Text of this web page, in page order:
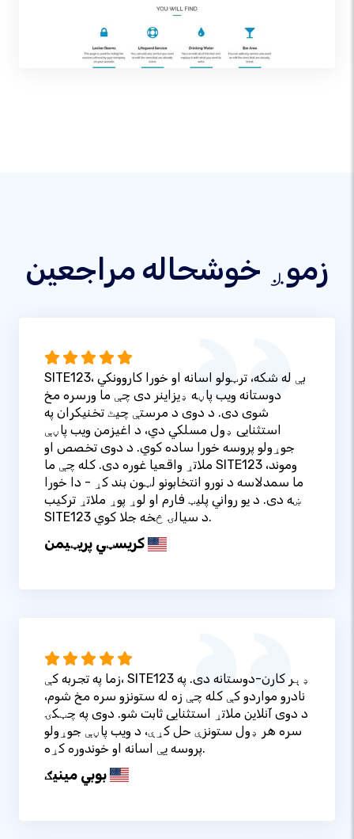
زموږ خوشحاله مراجعین
SITE123، بې له شکه، ترټولو اسانه او خورا کاروونکي
دوستانه ویب پاڼه ډیزاینر دی چې ما ورسره مخ
شوی دی. د دوی د مرستې چیٹ تخنیکران په
استثنایی ډول مسلکي دي، د اغیزمن ویب پاڼې
جوړولو پروسه خورا ساده کوي. د دوی تخصص او
ملاتړ واقعیا غوره دی. کله چې ما SITE123 وموند،
ما سمدلاسه د نورو انتخابونو لټون بند کړ - دا خورا
ښه دی. د یو رواني پلیټ فارم او لوړ پوړ ملاتړ ترکیب
SITE123 د سیالۍ څخه جلا کوي.
کریسټي پریټيمن
زما په تجربه کې، SITE123 ډېر کارن-دوستانه دی. په
نادرو مواردو کې کله چې زه له ستونزو سره مخ شوم،
د دوی آنلاین ملاتړ استثنایی ثابت شو. دوی په چټکۍ
سره هر ډول ستونزې حل کړې، د ویب پاڼې جوړولو
پروسه یې اسانه او خوندوره کړه.
بوبي مینیګ